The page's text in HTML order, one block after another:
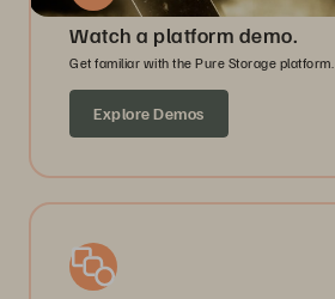
Watch a platform demo.
Get familiar with the Pure Storage platform.
Explore Demos